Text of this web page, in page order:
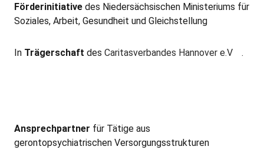
Förderinitiative des Niedersächsischen Ministeriums für
Soziales, Arbeit, Gesundheit und Gleichstellung
In Trägerschaft des Caritasverbandes Hannover e.V .
Ansprechpartner für Tätige aus
gerontopsychiatrischen Versorgungsstrukturen